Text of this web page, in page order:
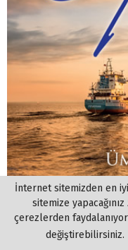
İnternet sitemizden en
sitemize
çerezlerden
değiştirebilirsiniz.